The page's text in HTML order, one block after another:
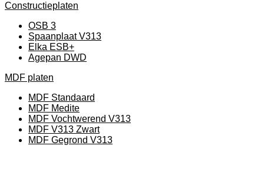
Constructieplaten
OSB 3
Spaanplaat V313
Elka ESB+
Agepan DWD
MDF platen
MDF Standaard
MDF Medite
MDF Vochtwerend V313
MDF V313 Zwart
MDF Gegrond V313